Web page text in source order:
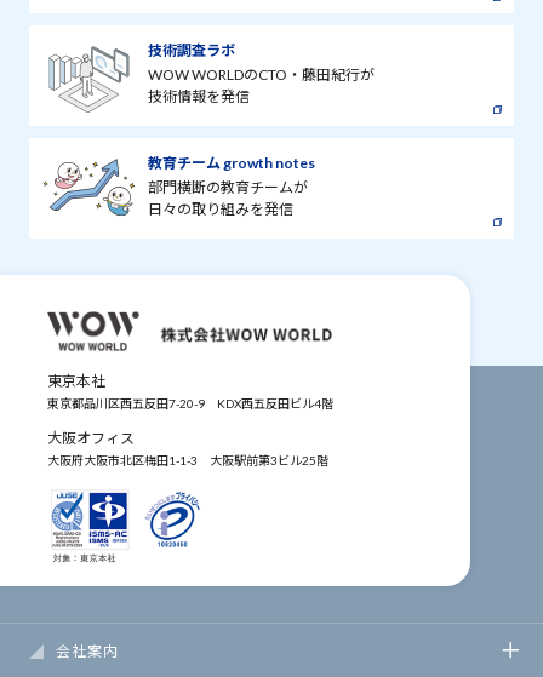
技術調査ラボ
WOW WORLDのCTO・藤田紀行が
技術情報を発信
教育チーム growth notes
部門横断の教育チームが
日々の取り組みを発信
東京本社
東京都品川区西五反田7-20-9 KDX西五反田ビル4階
大阪オフィス
大阪府大阪市北区梅田1-1-3 大阪駅前第3ビル25階
会社案内